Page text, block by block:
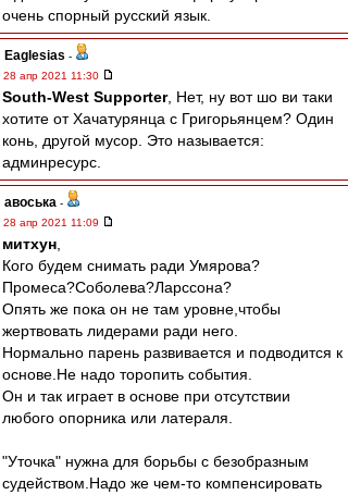
очень спорный русский язык.
Eaglesias -
28 апр 2021 11:30
South-West Supporter, Нет, ну вот шо ви таки
хотите от Хачатурянца с Григорьянцем? Один
конь, другой мусор. Это называется:
админресурс.
авоська -
28 апр 2021 11:09
митхун
Кого будем снимать ради Умярова?
Промеса?Соболева?Ларссона?
Опять же пока он не там уровне,чтобы
жертвовать лидерами ради него.
Нормально парень развивается и подводится к
основе.Не надо торопить события.
Он и так играет в основе при отсутствии
любого опорника или латераля.
"Уточка" нужна для борьбы с безобразным
судейством.Надо же чем-то компенсировать